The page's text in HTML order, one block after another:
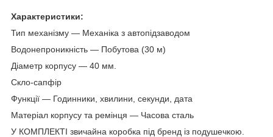
Характеристики:
Тип механізму — Механіка з автопідзаводом
Водонепроникність — Побутова (30 м)
Діаметр корпусу — 40 мм.
Скло-сапфір
Функції — Годинники, хвилини, секунди, дата
Матеріал корпусу та ремінця — Часова сталь
У КОМПЛЕКТІ звичайна коробка під бренд із подушечкою.